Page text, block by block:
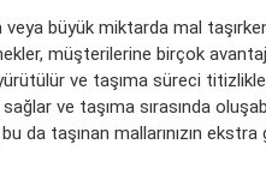
veya büyük miktarda mal
müşterilerine birçok
ve taşıma süreci titizlikle
ve taşıma sırasında
da taşınan mallarınızın